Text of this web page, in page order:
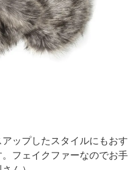
ップしたスタイルにもおす
フェイクファーなのでお手